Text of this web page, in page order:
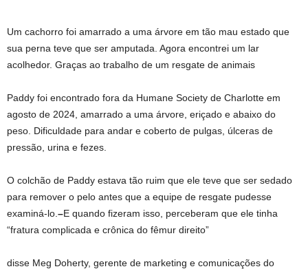
Um cachorro foi amarrado a uma árvore em tão mau estado que
sua perna teve que ser amputada. Agora encontrei um lar
acolhedor. Graças ao trabalho de um resgate de animais
Paddy foi encontrado fora da Humane Society de Charlotte em
agosto de 2024, amarrado a uma árvore, eriçado e abaixo do
peso. Dificuldade para andar e coberto de pulgas, úlceras de
pressão, urina e fezes.
O colchão de Paddy estava tão ruim que ele teve que ser sedado
para remover o pelo antes que a equipe de resgate pudesse
examiná-lo. –E quando fizeram isso, perceberam que ele tinha
“fratura complicada e crônica do fêmur direito”
disse Meg Doherty, gerente de marketing e comunicações do